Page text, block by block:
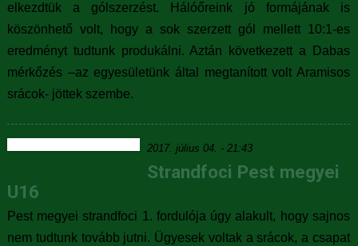
elkezdtük a gólszerzést. Hálóőreink jó formájának is
köszönhető volt, hogy a sok szerzett gól mellett 10:1-es
eredményt tudtunk produkálni. Aztán következett a Dabas
mérkőzés –az egyesületünk által megtanított volt Aramisos
srácok- jöttek szembe.
2017. július 04. - 21:43
Strandfoci Pest megyei
U16
Pest megyei strandfoci 1. fordulója úgy alakult, hogy sajnos
nem tudtunk tovább jutni. Ügyesek voltak a srácok, a csapat